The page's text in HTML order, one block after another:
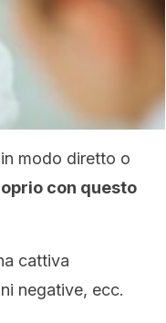
modo diretto o
con questo
cattiva
negative, ecc.